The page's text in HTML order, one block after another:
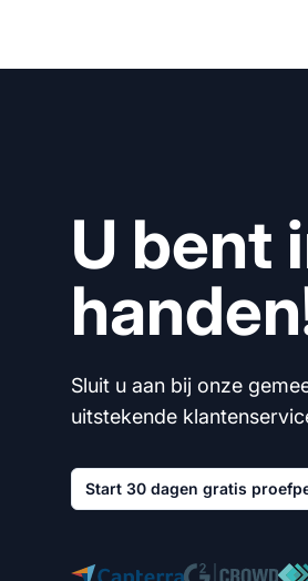
U bent
Sluit u aan bij onze
uitstekende
Start 30 dagen gratis